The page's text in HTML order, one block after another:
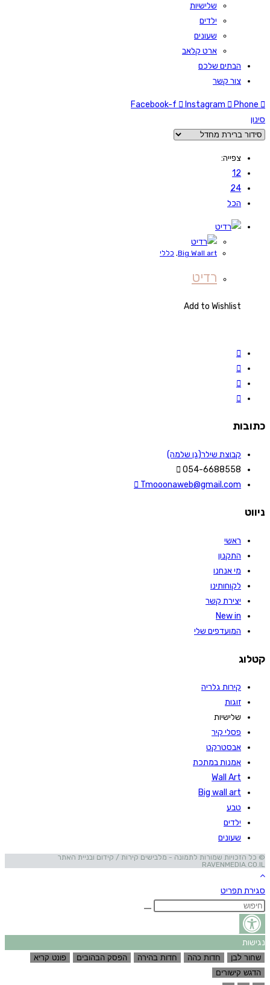
שלישיות
ילדים
שעונים
ארט קלאב
הבתים שלכם
צור קשר
Facebook-f Instagram
Phone
סינון
צפייה:
12
24
הכל
Big Wall art
, כללי
רדיט
Add to Wishlist
כתובות
קבוצת שילר(גן שלמה)
054-6688558
Tmooonaweb@gmail.com
ניווט
ראשי
התקנון
מי אנחנו
לקוחותינו
יצירת קשר
New in
המועדפים שלי
קטלוג
קירות גלריה
זוגות
שלישיות
פסלי קיר
אבסטרקט
אמנות במתכת
Wall Art
Big wall art
טבע
ילדים
שעונים
© כל הזכויות שמורות לתמונה - מלבישים קירות / קידום ובניית האתר
RAVENMEDIA.CO.IL
סגירת תפריט
נגישות
שחור לבן חדות כהה חדות בהירה הפסק הבהובים
פונט קריא
הדגש קישורים